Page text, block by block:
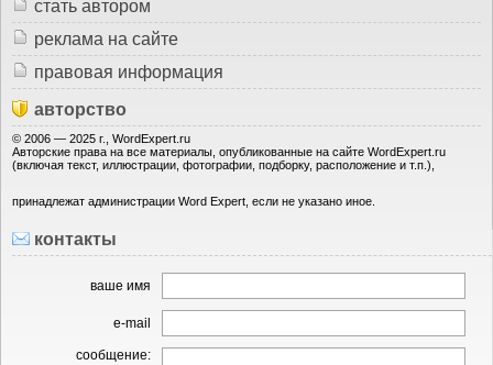
стать автором
реклама на сайте
правовая информация
авторство
© 2006 — 2025 г., WordExpert.ru
Авторские права на все материалы, опубликованные на сайте WordExpert.ru
(включая текст, иллюстрации, фотографии, подборку, расположение и т.п.),
принадлежат администрации Word Expert, если не указано иное.
контакты
ваше имя
e-mail
сообщение: